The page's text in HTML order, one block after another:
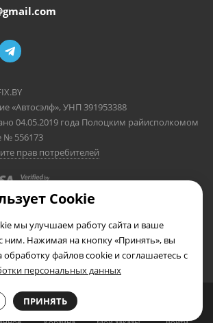
0
«Автосэлф», УНП 391953388
04.05.2019 года Полоцким райисполкомом
№ 556173
прав потребителей
Cookie
мы улучшаем работу сайта и ваше
ним. Нажимая на кнопку «Принять», вы
обработку файлов cookie и соглашаетесь с
персональных данных
ПРИНЯТЬ